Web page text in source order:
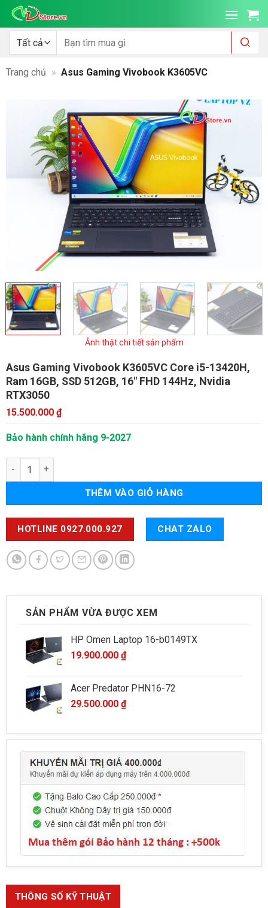
qua
dung
Tìm
kiếm:
Trang chủ » Asus Gaming Vivobook K3605VC
Ảnh thật chi tiết sản phẩm
Asus Gaming Vivobook K3605VC Core i5-13420H,
Ram 16GB, SSD 512GB, 16" FHD 144Hz, Nvidia
RTX3050
15.500.000 ₫
Bảo hành chính hãng 9-2027
Asus Gaming Vivobook K3605VC số lượng
THÊM VÀO GIỎ HÀNG
HOTLINE 0927.000.927 CHAT ZALO
SẢN PHẨM VỪA ĐƯỢC XEM
HP Omen Laptop 16-b0149TX
19.900.000 ₫
Acer Predator PHN16-72
29.500.000 ₫
THÔNG SỐ KỸ THUẬT